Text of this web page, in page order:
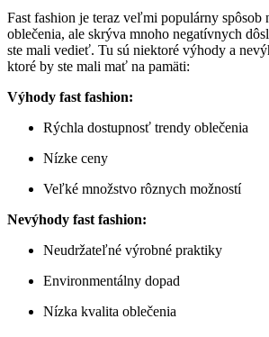
Fast fashion je teraz veľmi populárny spôsob
oblečenia, ale skrýva mnoho negatívnych
ste mali vedieť. Tu sú niektoré výhody a
ktoré by ste mali mať na pamäti:
Výhody fast fashion:
Rýchla dostupnosť trendy oblečenia
Nízke ceny
Veľké množstvo rôznych možností
Nevýhody fast fashion:
Neudržateľné výrobné praktiky
Environmentálny dopad
Nízka kvalita oblečenia